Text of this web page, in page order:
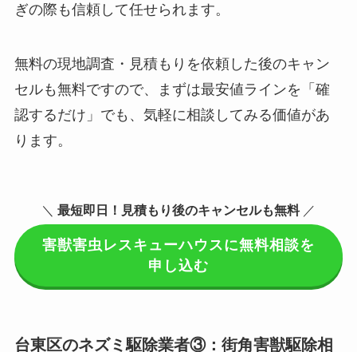
ぎの際も信頼して任せられます。
無料の現地調査・見積もりを依頼した後のキャン
セルも無料ですので、まずは最安値ラインを「確
認するだけ」でも、気軽に相談してみる価値があ
ります。
＼ 最短即日！見積もり後のキャンセルも無料／
害獣害虫レスキューハウスに無料相談を
申し込む
台東区のネズミ駆除業者③：街角害獣駆除相